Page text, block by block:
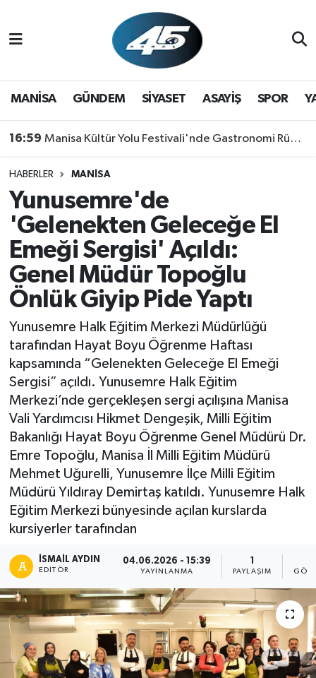
MANİSA GÜNDEM SİYASET ASAYİŞ SPOR
16:59 Manisa Kültür Yolu Festivali'nde Gastronomi Rüzgarı: Lezzetin Yıldızı "Manisa Kebabı" Oldu!
HABERLER MANİSA
Yunusemre'de
'Gelenekten Geleceğe El
Emeği Sergisi' Açıldı:
Genel Müdür Topoğlu
Önlük Giyip Pide Yaptı
Yunusemre Halk Eğitim Merkezi Müdürlüğü
tarafından Hayat Boyu Öğrenme Haftası
kapsamında “Gelenekten Geleceğe El Emeği
Sergisi” açıldı. Yunusemre Halk Eğitim
Merkezi’nde gerçekleşen sergi açılışına Manisa
Vali Yardımcısı Hikmet Dengeşik, Milli Eğitim
Bakanlığı Hayat Boyu Öğrenme Genel Müdürü Dr.
Emre Topoğlu, Manisa İl Milli Eğitim Müdürü
Mehmet Uğurelli, Yunusemre İlçe Milli Eğitim
Müdürü Yıldıray Demirtaş katıldı. Yunusemre Halk
Eğitim Merkezi bünyesinde açılan kurslarda
kursiyerler tarafından
İSMAIL AYDIN
EDITÖR
04.06.2026 - 15:39
YAYINLANMA PAYLAŞIM
GÜNDEM
SPOR
YAŞAM
RESMİ REKLAM
Hava Durumu
Trafik Durumu
Son Dakika Haberleri
Haber Arşivi